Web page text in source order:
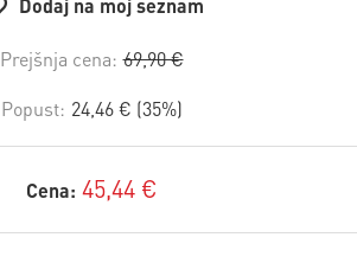
Dodaj na moj seznam
Prejšnja cena: 69,90 €
Popust: 24,46 € (35%)
Cena: 45,44 €